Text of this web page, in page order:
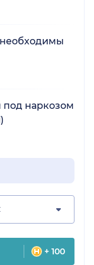
под наркозом
+ 100